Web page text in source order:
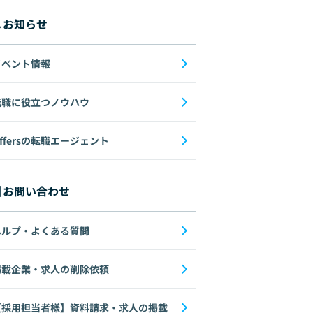
お知らせ
ント情報
に役立つノウハウ
の転職エージェント
お問い合わせ
プ・よくある質問
企業・求人の削除依頼
用担当者様】資料請求・求人の掲載